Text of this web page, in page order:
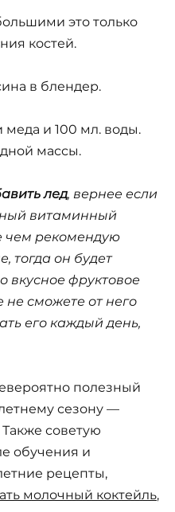
это только
костей.
в блендер.
меда и 100 мл. воды.
массы.
лед, вернее если
витаминный
чем рекомендую
тогда он будет
фруктовое
сможете от него
его каждый день,
полезный
сезону —
советую
обучения и
рецепты,
молочный коктейль,